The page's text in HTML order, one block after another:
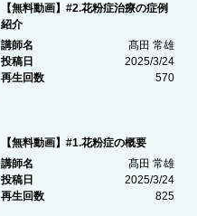
【無料動画】#2.花粉症治療の症例
紹介
講師名
髙田 常雄
投稿日
2025/3/24
再生回数
570
【無料動画】#1.花粉症の概要
講師名
髙田 常雄
投稿日
2025/3/24
再生回数
825